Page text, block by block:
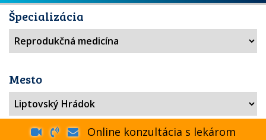
Špecializácia
Mesto
Online konzultácia s lekárom